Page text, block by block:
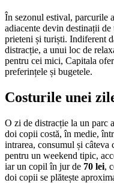
În sezonul estival, parcurile
adiacente devin destinații
prieteni și turiști. Indiferent
distracție, a unui loc de
pentru cei mici, Capitala
preferințele și bugetele.
Costurile unei
O zi de distracție la un parc
doi copii costă, în medie,
intrarea, consumul și
pentru un weekend tipic,
iar un copil în jur de 70 lei,
doi copii se plătește